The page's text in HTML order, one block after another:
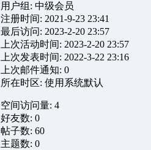
用户组: 中级会员
注册时间: 2021-9-23 23:41
最后访问: 2023-2-20 23:57
上次活动时间: 2023-2-20 23:57
上次发表时间: 2022-3-22 23:16
上次邮件通知: 0
所在时区: 使用系统默认
空间访问量: 4
好友数: 0
帖子数: 60
主题数: 0